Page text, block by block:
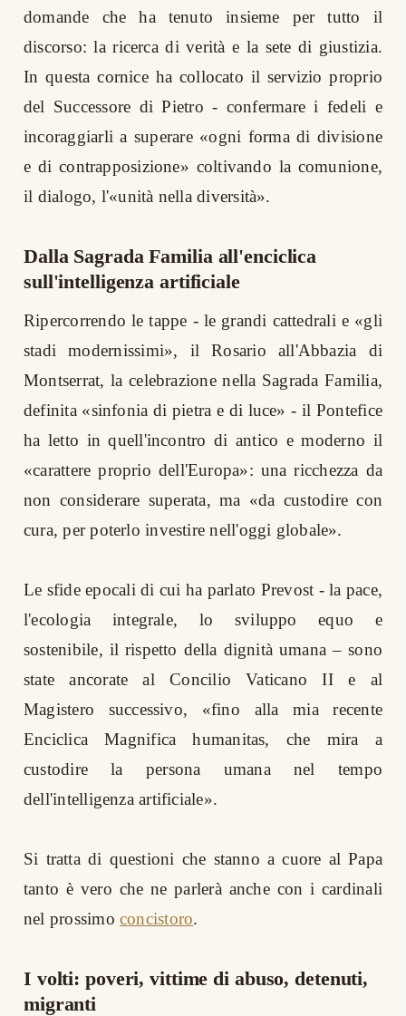
domande che ha tenuto insieme per tutto il
discorso: la ricerca di verità e la sete di giustizia.
In questa cornice ha collocato il servizio proprio
del Successore di Pietro - confermare i fedeli e
incoraggiarli a superare «ogni forma di divisione
e di contrapposizione» coltivando la comunione,
il dialogo, l'«unità nella diversità».
Dalla Sagrada Familia all'enciclica
sull'intelligenza artificiale
Ripercorrendo le tappe - le grandi cattedrali e «gli
stadi modernissimi», il Rosario all'Abbazia di
Montserrat, la celebrazione nella Sagrada Familia,
definita «sinfonia di pietra e di luce» - il Pontefice
ha letto in quell'incontro di antico e moderno il
«carattere proprio dell'Europa»: una ricchezza da
non considerare superata, ma «da custodire con
cura, per poterlo investire nell'oggi globale».
Le sfide epocali di cui ha parlato Prevost - la pace,
l'ecologia integrale, lo sviluppo equo e
sostenibile, il rispetto della dignità umana – sono
state ancorate al Concilio Vaticano II e al
Magistero successivo, «fino alla mia recente
Enciclica Magnifica humanitas, che mira a
custodire la persona umana nel tempo
dell'intelligenza artificiale».
Si tratta di questioni che stanno a cuore al Papa
tanto è vero che ne parlerà anche con i cardinali
nel prossimo concistoro.
I volti: poveri, vittime di abuso, detenuti,
migranti